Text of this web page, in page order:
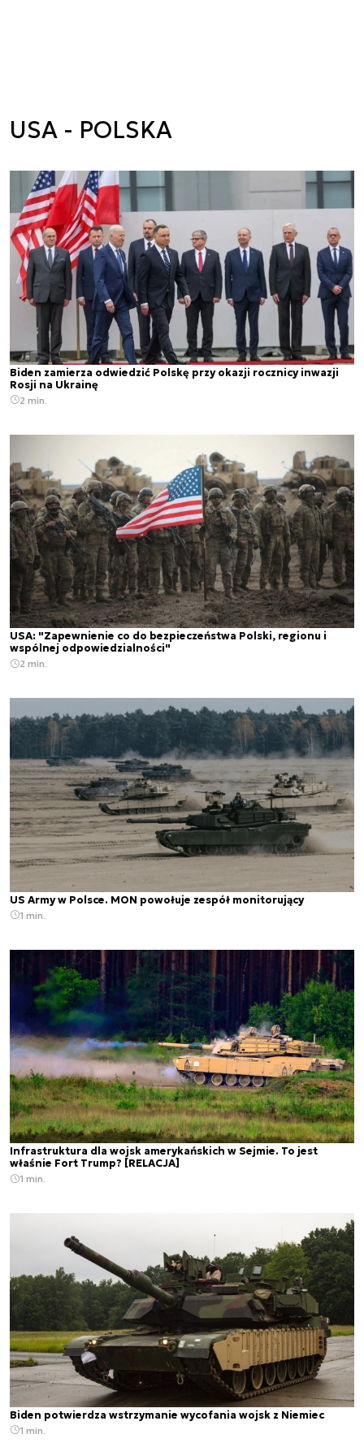
USA - POLSKA
Biden zamierza odwiedzić Polskę przy okazji rocznicy inwazji
Rosji na Ukrainę
2 min.
USA: "Zapewnienie co do bezpieczeństwa Polski, regionu i
wspólnej odpowiedzialności"
2 min.
US Army w Polsce. MON powołuje zespół monitorujący
1 min.
Infrastruktura dla wojsk amerykańskich w Sejmie. To jest
właśnie Fort Trump? [RELACJA]
1 min.
Biden potwierdza wstrzymanie wycofania wojsk z Niemiec
1 min.